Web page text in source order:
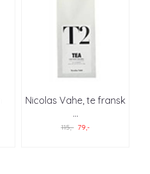
Nicolas Vahe, te fransk
...
115,- 79,-